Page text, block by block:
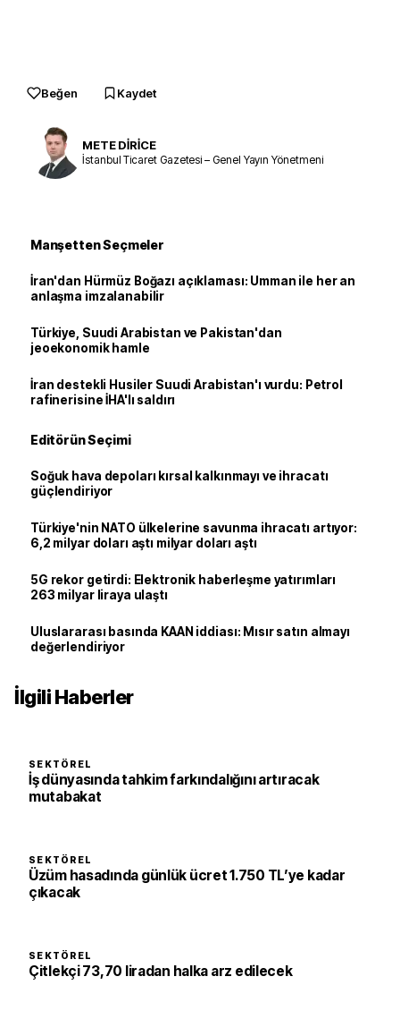
Beğen Kaydet
METE DİRİCE
İstanbul Ticaret Gazetesi – Genel Yayın Yönetmeni
Manşetten Seçmeler
İran'dan Hürmüz Boğazı açıklaması: Umman ile her an
anlaşma imzalanabilir
Türkiye, Suudi Arabistan ve Pakistan'dan
jeoekonomik hamle
İran destekli Husiler Suudi Arabistan'ı vurdu: Petrol
rafinerisine İHA'lı saldırı
Editörün Seçimi
Soğuk hava depoları kırsal kalkınmayı ve ihracatı
güçlendiriyor
Türkiye'nin NATO ülkelerine savunma ihracatı artıyor:
6,2 milyar doları aştı milyar doları aştı
5G rekor getirdi: Elektronik haberleşme yatırımları
263 milyar liraya ulaştı
Uluslararası basında KAAN iddiası: Mısır satın almayı
değerlendiriyor
İlgili Haberler
SEKTÖREL
İş dünyasında tahkim farkındalığını artıracak
mutabakat
SEKTÖREL
Üzüm hasadında günlük ücret 1.750 TL’ye kadar
çıkacak
SEKTÖREL
Çitlekçi 73,70 liradan halka arz edilecek